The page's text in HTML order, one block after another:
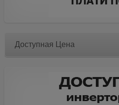
Доступная Цена